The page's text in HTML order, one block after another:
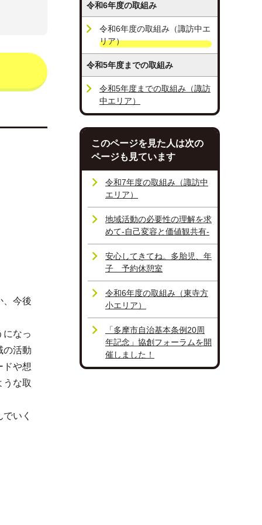
、今後
になっ
の活動
ドや想
うな取
いく
令和6年度の取組み
令和6年度の取組み（諏訪中エ
リア）
令和5年度までの取組み
令和5年度までの取組み（諏訪
中エリア）
このページを見た人は次の
ページも見ています
令和7年度の取組み（諏訪中
エリア）
地域活動の必要性の理解を求
めて‐自己変容と価値観共有‐
安心してきてね。多胎児、年
子 予約休憩室
令和6年度の取組み（東寺方
小エリア）
「多摩市自治基本条例20周
年記念」協創フォーラムを開
催しました！